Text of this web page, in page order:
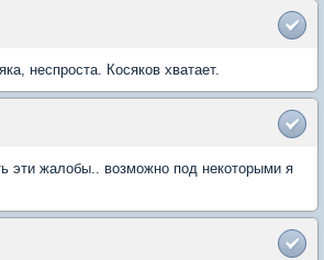
неспроста. Косяков хватает.
эти жалобы.. возможно под некоторыми я